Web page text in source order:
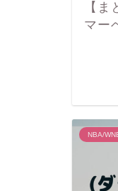
【
マー
NBA/